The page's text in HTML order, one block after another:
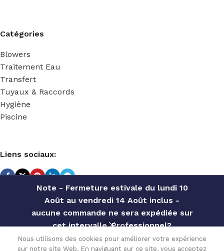
Note - Fermeture estivale du lundi 10
Août au vendredi 14 Août inclus -
aucune commande ne sera expédiée sur
cet intervalle. Professionnel?
Contactez notre service commercial
Catégories
Blowers
Traitement Eau
Transfert
Tuyaux & Raccords
Hygiène
Piscine
Liens sociaux:
TECHNIDOSE 2022 Réalisé parACS INFORMATIQUE
Nous utilisons des cookies pour améliorer votre expérience
sur notre site Web. En naviguant sur ce site, vous acceptez
POMPE
PISCINE SEKO189.72€